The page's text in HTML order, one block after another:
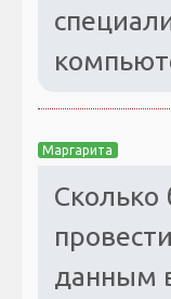
Маргарита
Сколько
данным